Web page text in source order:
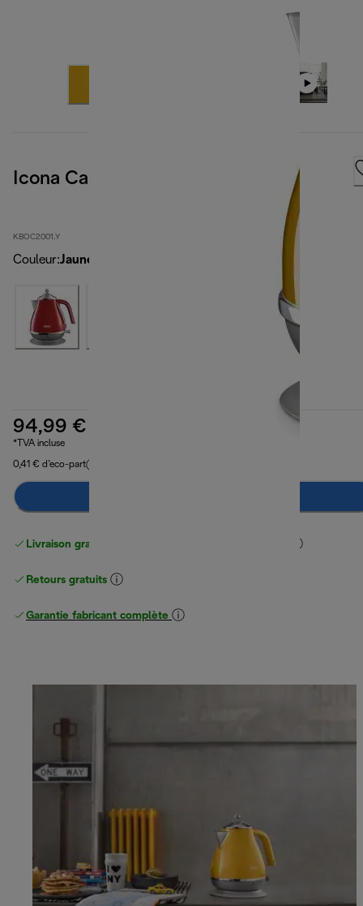
Icona Capitals New York Yellow
KBOC2001.Y
Couleur:Jaune
94,99 €
*TVA incluse
0,41 € d’eco-part
Livraison gratuite standard
Retours gratuits
Garantie fabricant complète